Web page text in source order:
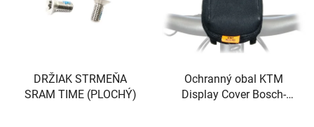
DRŽIAK STRMEŇA
SRAM TIME (PLOCHÝ)
Ochranný obal KTM
Display Cover Bosch-